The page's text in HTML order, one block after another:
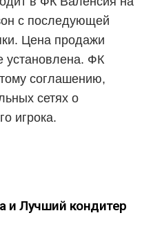
с последующей
Цена продажи
установлена. ФК
соглашению,
сетях о
игрока.
и Лучший кондитер